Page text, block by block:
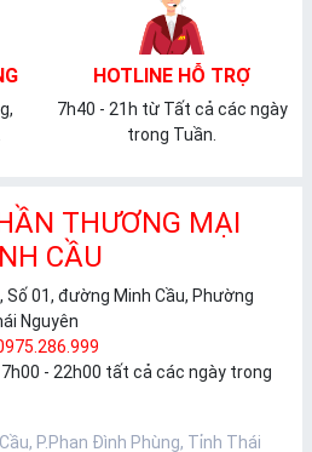
HOTLINE HỖ TRỢ
7h40 - 21h từ Tất cả các ngày
trong Tuần.
THƯƠNG MẠI
CẦU
Số 01, đường Minh Cầu, Phường
Nguyên
- 22h00 tất cả các ngày trong
P.Phan Đình Phùng, Tỉnh Thái